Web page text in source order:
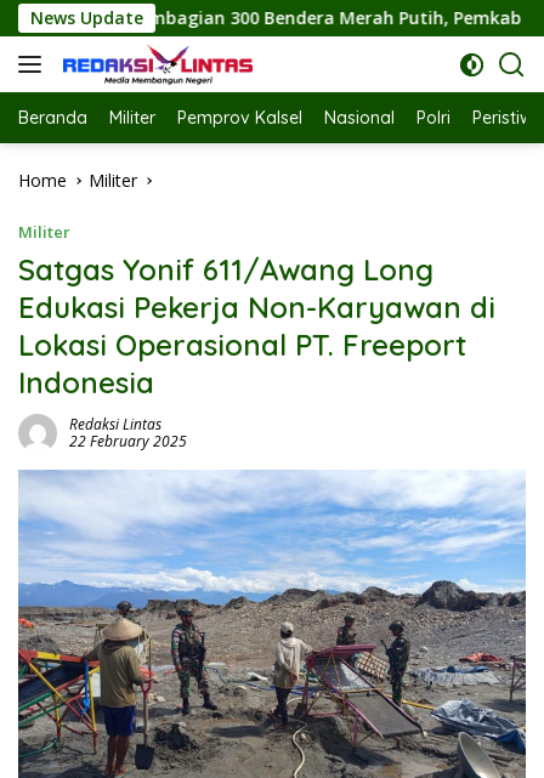
Skip
to
content
News UpdateMerah Putih, Pemkab Labuhanbatu Semarakkan HUT
Beranda Militer Pemprov Kalsel Nasional Polri
Home Militer
Militer
Satgas Yonif 611/Awang Long
Edukasi Pekerja Non-Karyawan di
Lokasi Operasional PT. Freeport
Indonesia
Redaksi Lintas
22 February 2025